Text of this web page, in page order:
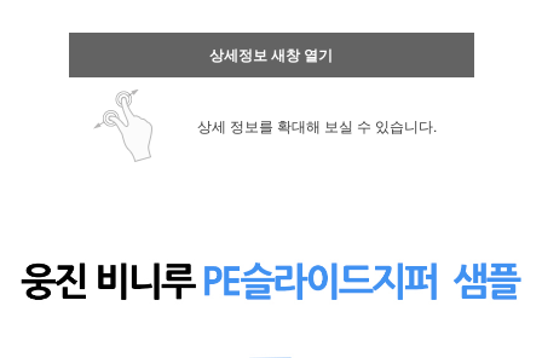
상세정보 새창 열기
상세 정보를 확대해 보실 수 있습니다.